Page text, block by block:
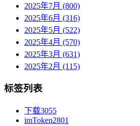
2025年7月 (800)
2025年6月 (316)
2025年5月 (522)
2025年4月 (570)
2025年3月 (631)
2025年2月 (115)
标签列表
下载3055
imToken2801